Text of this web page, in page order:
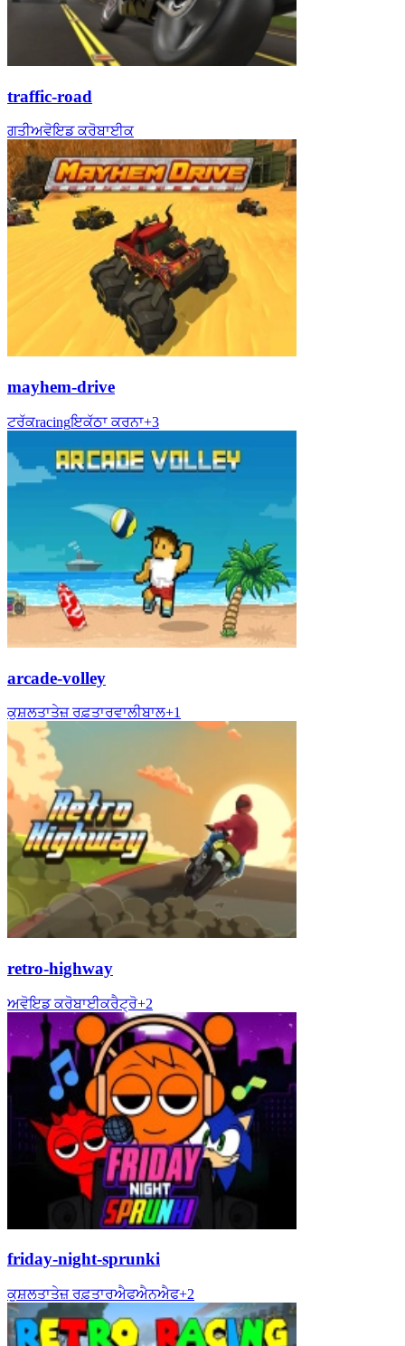
traffic-road
ਗਤੀਅਵੋਇਡ ਕਰੋਬਾਈਕ
mayhem-drive
ਟਰੱਕracingਇਕੱਠਾ ਕਰਨਾ+3
arcade-volley
ਕੁਸ਼ਲਤਾਤੇਜ਼ ਰਫ਼ਤਾਰਵਾਲੀਬਾਲ+1
retro-highway
ਅਵੋਇਡ ਕਰੋਬਾਈਕਰੈਟ੍ਰੋ+2
friday-night-sprunki
ਕੁਸ਼ਲਤਾਤੇਜ਼ ਰਫ਼ਤਾਰਐਫਐਨਐਫ+2